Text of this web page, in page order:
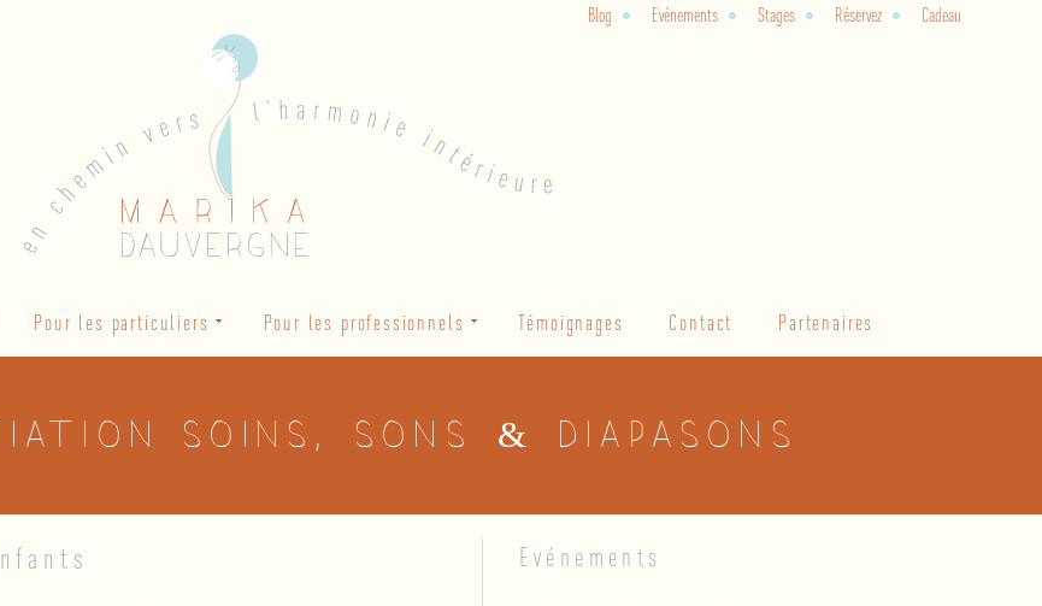
Blog Evénements Stages Réservez Cadeau
Pour les particuliers Pour les professionnels Témoignages Contact Partenaires
soins, sons & diapasons
Evénements